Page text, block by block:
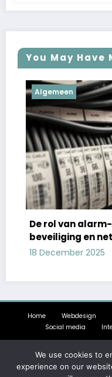
You May Have
rol van alarm- en
en netwerken
2025 Sarah-
Home Webdesign
Social media
Newscrunch - Magazine &
We use cookies to
experience on our